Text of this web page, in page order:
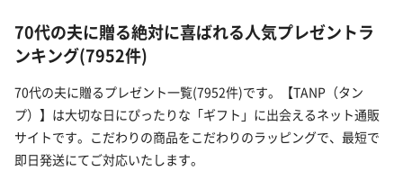
70代の夫に贈る絶対に喜ばれる人気プレゼントラ
ンキング(7952件)
70代の夫に贈るプレゼント一覧(7952件)です。【TANP（タン
プ）】は大切な日にぴったりな「ギフト」に出会えるネット通販
サイトです。こだわりの商品をこだわりのラッピングで、最短で
即日発送にてご対応いたします。